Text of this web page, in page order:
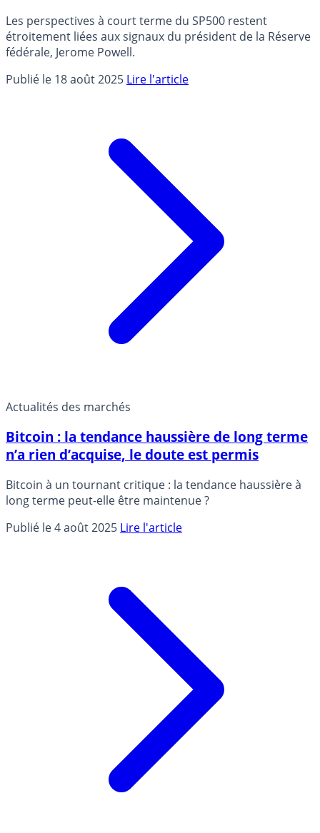
Les perspectives à court terme du SP500 restent
étroitement liées aux signaux du président de la Réserve
fédérale, Jerome Powell.
Publié le 18 août 2025 Lire l'article
Actualités des marchés
Bitcoin : la tendance haussière de long terme
n’a rien d’acquise, le doute est permis
Bitcoin à un tournant critique : la tendance haussière à
long terme peut-elle être maintenue ?
Publié le 4 août 2025 Lire l'article